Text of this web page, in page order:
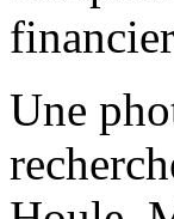
Une